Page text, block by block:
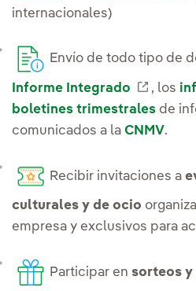
internacionales)
Envío de todo tipo de
Informe Integrado Enlace
, los
boletines trimestrales de
comunicados a la CNMV.
Recibir invitaciones a
culturales y de ocio
empresa y exclusivos para
Participar en sorteos y